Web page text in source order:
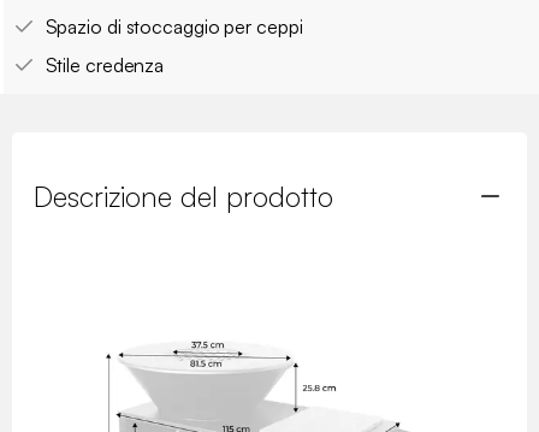
Spazio di stoccaggio per ceppi
Stile credenza
Descrizione del prodotto